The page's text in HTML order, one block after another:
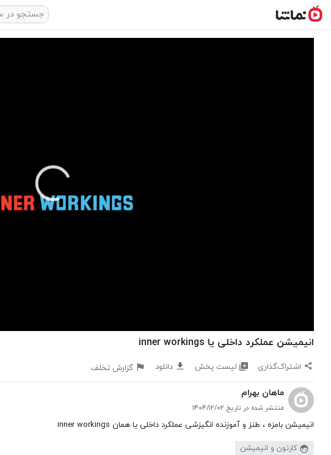
انیمیشن عملکرد داخلی یا inner workings
اشتراک‌گذاری لیست پخش دانلود گزارش تخلف
ماهان بهرام
منتشر شده در تاریخ ۱۴۰۴/۱۲/۰۲
انیمیشن بامزه ، طنز و آموزنده انگیزشی عملکرد داخلی یا همان inner workings
کارتون و انیمیشن